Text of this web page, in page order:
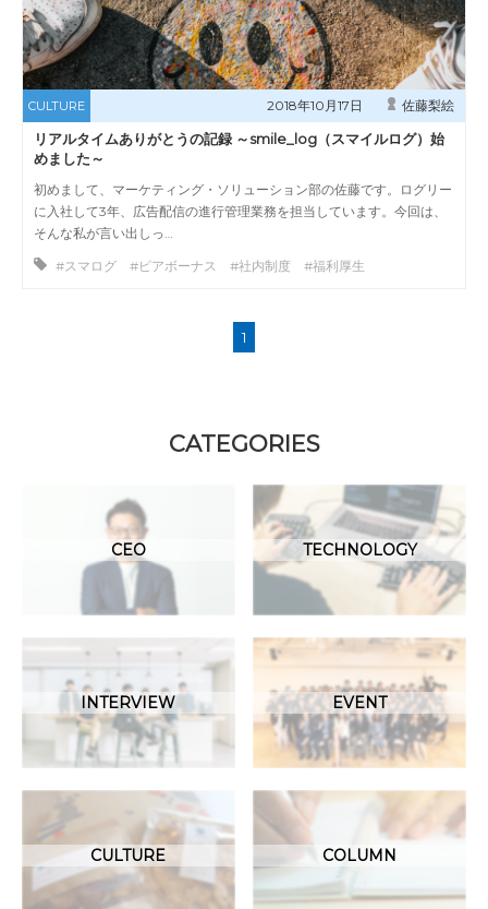
CULTURE 2018年10月17日 佐藤梨絵
リアルタイムありがとうの記録 ～smile_log（スマイルログ）始
めました～
初めまして、マーケティング・ソリューション部の佐藤です。ログリー
に入社して3年、広告配信の進行管理業務を担当しています。今回は、
そんな私が言い出しっ…
#スマログ #ピアボーナス #社内制度 #福利厚生
1
CATEGORIES
CEO TECHNOLOGY
INTERVIEW EVENT
CULTURE COLUMN